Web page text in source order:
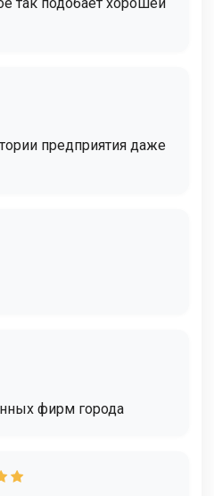
предприятия даже
фирм города